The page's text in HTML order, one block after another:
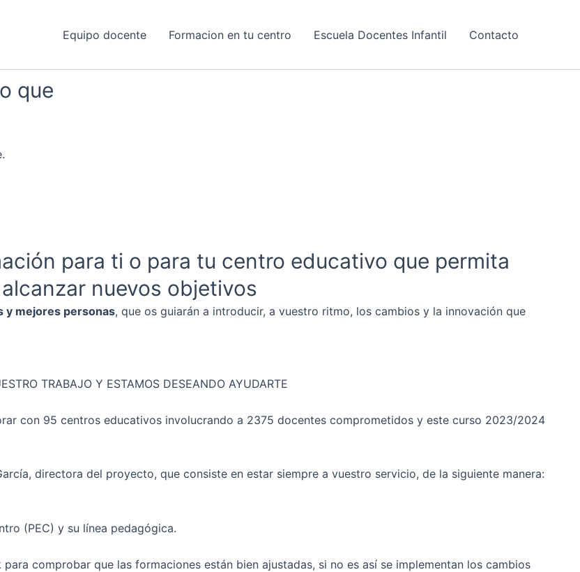
Equipo docente Formacion en tu centro Escuela Docentes Infantil Contacto
que
para ti o para tu centro educativo que permita
nuevos objetivos
y mejores personas, que os guiarán a introducir, a vuestro ritmo, los cambios y la innovación que
TRABAJO Y ESTAMOS DESEANDO AYUDARTE
con 95 centros educativos involucrando a 2375 docentes comprometidos y este curso 2023/2024
directora del proyecto, que consiste en estar siempre a vuestro servicio, de la siguiente manera:
(PEC) y su línea pedagógica.
comprobar que las formaciones están bien ajustadas, si no es así se implementan los cambios